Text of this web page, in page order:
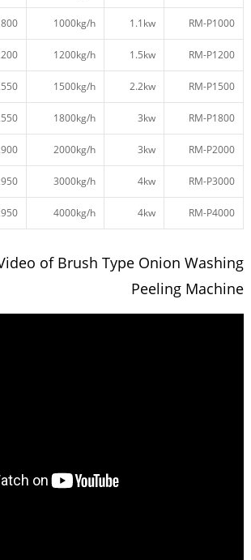
RM-P1000
1.1kw
1000kg/h
RM-P1200
1.5kw
1200kg/h
RM-P1500
2.2kw
1500kg/h
RM-P1800
3kw
1800kg/h
RM-P2000
3kw
2000kg/h
RM-P3000
4kw
3000kg/h
RM-P4000
4kw
4000kg/h
of Brush Type Onion Washing
Peeling Machine